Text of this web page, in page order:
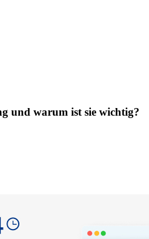
und warum ist sie wichtig?